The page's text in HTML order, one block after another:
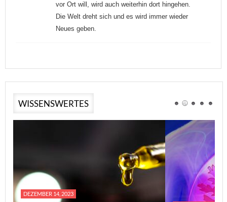
vor Ort will, wird auch weiterhin dort hingehen.
Die Welt dreht sich und es wird immer wieder
Neues geben.
WISSENSWERTES
DEZEMBER 14, 2023